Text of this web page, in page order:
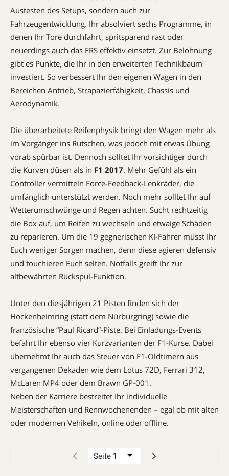
Austesten des Setups, sondern auch zur
Fahrzeugentwicklung. Ihr absolviert sechs Programme, in
denen Ihr Tore durchfahrt, spritsparend rast oder
neuerdings auch das ERS effektiv einsetzt. Zur Belohnung
gibt es Punkte, die Ihr in den erweiterten Technikbaum
investiert. So verbessert Ihr den eigenen Wagen in den
Bereichen Antrieb, Strapazierfähigkeit, Chassis und
Aerodynamik.
Die überarbeitete ­Reifenphysik bringt den Wagen mehr als
im Vorgänger ins Rutschen, was jedoch mit etwas Übung
vorab spürbar ist. Dennoch solltet Ihr vorsichtiger durch
die Kurven düsen als in F1 2017. Mehr Gefühl als ein
Controller vermitteln Force-Feedback-Lenkräder, die
umfänglich unterstützt werden. Noch mehr solltet Ihr auf
Wetter­umschwünge und Regen achten. Sucht rechtzeitig
die Box auf, um Reifen zu wechseln und etwaige Schäden
zu reparieren. Um die 19 gegnerischen KI-Fahrer müsst Ihr
Euch weniger Sorgen machen, denn diese agieren defensiv
und touchieren Euch selten. Notfalls greift Ihr zur
altbewährten Rückspul-Funktion.
Unter den diesjährigen 21 Pisten finden sich der
Hockenheimring (statt dem Nürburgring) sowie die
französische ”Paul Ricard”-Piste. Bei Einladungs-Events
befahrt Ihr ebenso vier Kurzvarianten der F1-Kurse. Dabei
übernehmt Ihr auch das Steuer von F1-Oldtimern aus
vergangenen Dekaden wie dem Lotus 72D, Ferrari 312,
McLaren MP4 oder dem Brawn GP-001.
Neben der Karriere bestreitet Ihr individuelle
Meisterschaften und Rennwochenenden – egal ob mit alten
oder modernen Vehikeln, online oder offline.